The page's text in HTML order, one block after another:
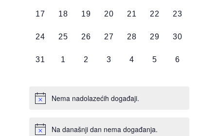
0
17
0
18
0
19
0
20
0
21
0
22
0
23
0
24
0
25
0
26
0
27
0
28
0
29
0
30
0
31
0
1
0
2
0
3
0
4
0
5
0
6
Nema nadolazećih događaji.
Na današnji dan nema događanja.